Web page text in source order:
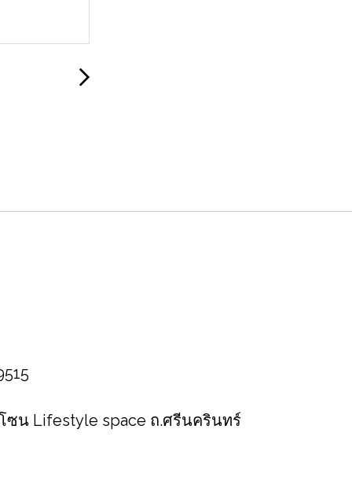
ซน Lifestyle space ถ.ศรีนครินทร์